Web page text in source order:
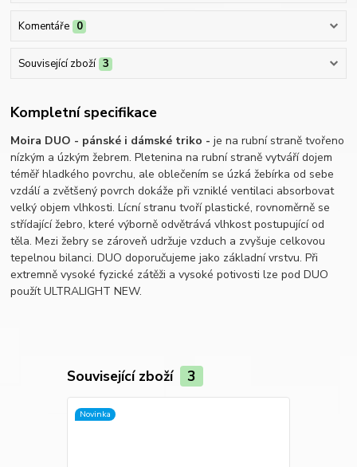
Komentáře 0
Související zboží 3
Kompletní specifikace
Moira DUO - pánské i dámské triko -je na rubní straně tvořeno
nízkým a úzkým žebrem. Pletenina na rubní straně vytváří dojem
téměř hladkého povrchu, ale oblečením se úzká žebírka od sebe
vzdálí a zvětšený povrch dokáže při vzniklé ventilaci absorbovat
velký objem vlhkosti. Lícní stranu tvoří plastické, rovnoměrně se
střídající žebro, které výborně odvětrává vlhkost postupující od
těla. Mezi žebry se zároveň udržuje vzduch a zvyšuje celkovou
tepelnou bilanci. DUO doporučujeme jako základní vrstvu. Při
extremně vysoké fyzické zátěži a vysoké potivosti lze pod DUO
použít ULTRALIGHT NEW.
Související zboží 3
Novinka